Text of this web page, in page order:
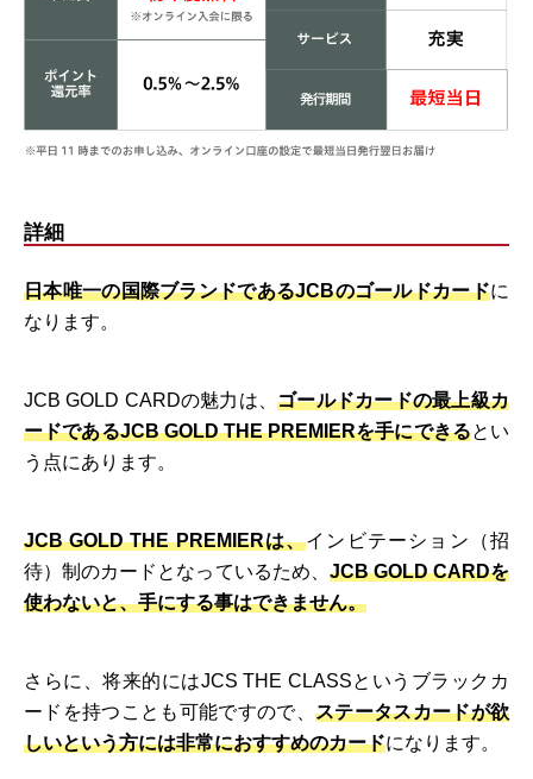
詳細
日本唯一の国際ブランドであるJCBのゴールドカードに
なります。
JCB GOLD CARDの魅力は、ゴールドカードの最上級カ
ードであるJCB GOLD THE PREMIERを手にできるとい
う点にあります。
JCB GOLD THE PREMIERは、インビテーション（招
待）制のカードとなっているため、 JCB GOLD CARDを
使わないと、手にする事はできません。
さらに、将来的にはJCS THE CLASSというブラックカ
ードを持つことも可能ですので、 ステータスカードが欲
しいという方には非常におすすめのカードになります。